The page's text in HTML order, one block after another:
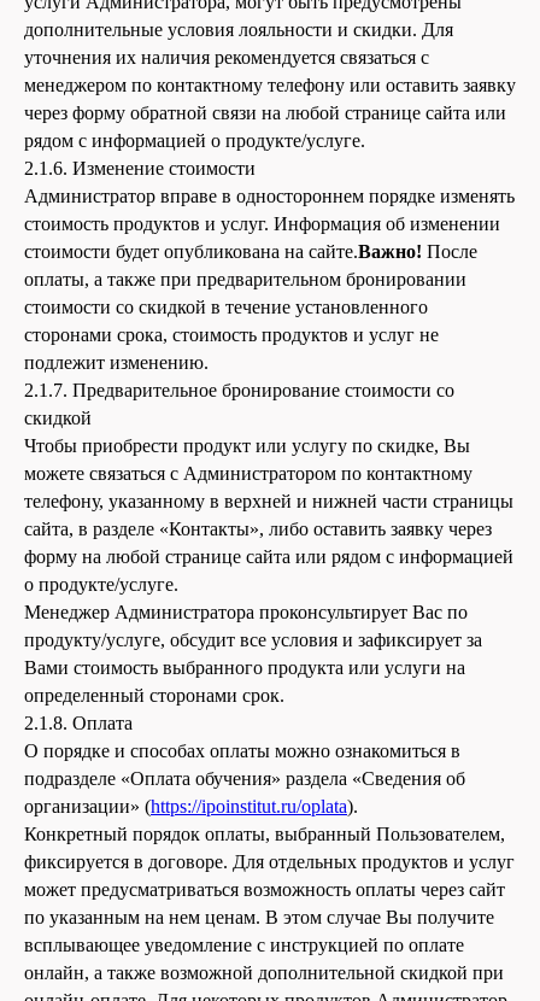
дополнительные условия лояльности и скидки. Для
уточнения их наличия рекомендуется связаться с
менеджером по контактному телефону или оставить заявку
через форму обратной связи на любой странице сайта или
рядом с информацией о продукте/услуге.
2.1.6. Изменение стоимости
Администратор вправе в одностороннем порядке изменять
стоимость продуктов и услуг. Информация об изменении
стоимости будет опубликована на сайте.Важно! После
оплаты, а также при предварительном бронировании
стоимости со скидкой в течение установленного
сторонами срока, стоимость продуктов и услуг не
подлежит изменению.
2.1.7. Предварительное бронирование стоимости со
скидкой
Чтобы приобрести продукт или услугу по скидке, Вы
можете связаться с Администратором по контактному
телефону, указанному в верхней и нижней части страницы
сайта, в разделе «Контакты», либо оставить заявку через
форму на любой странице сайта или рядом с информацией
о продукте/услуге.
Менеджер Администратора проконсультирует Вас по
продукту/услуге, обсудит все условия и зафиксирует за
Вами стоимость выбранного продукта или услуги на
определенный сторонами срок.
2.1.8. Оплата
О порядке и способах оплаты можно ознакомиться в
подразделе «Оплата обучения» раздела «Сведения об
организации» (https://ipoinstitut.ru/oplata).
Конкретный порядок оплаты, выбранный Пользователем,
фиксируется в договоре. Для отдельных продуктов и услуг
может предусматриваться возможность оплаты через сайт
по указанным на нем ценам. В этом случае Вы получите
всплывающее уведомление с инструкцией по оплате
онлайн, а также возможной дополнительной скидкой при